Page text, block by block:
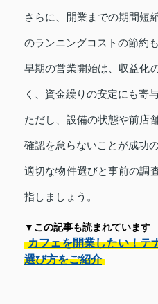
さらに、開業までの期間短
のランニングコストの節約
早期の営業開始は、収益化
く、資金繰りの安定にも寄
ただし、設備の状態や前店
確認を怠らないことが成功
適切な物件選びと事前の調
指しましょう。
▼この記事も読まれています
カフェを開業したい！テ
選び方をご紹介